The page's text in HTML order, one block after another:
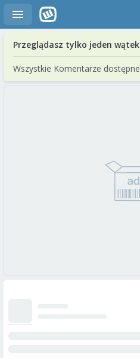
Przeglądasz tylko jeden
Wszystkie Komentarze